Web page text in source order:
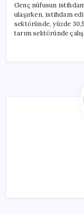
Genç nüfusun
ulaşırken, istihdam
sektöründe, yüzde
tarım sektöründe